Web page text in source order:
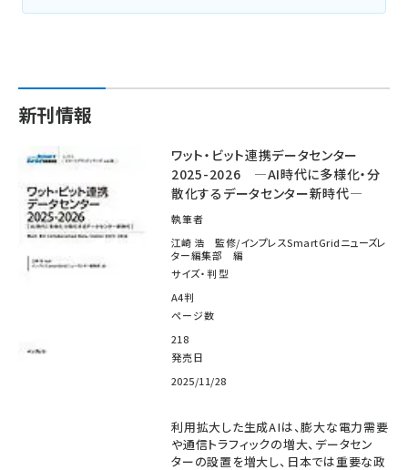
新刊情報
ワット・ビット連携データセンター
2025-2026 ―AI時代に多様化・分
散化するデータセンター新時代―
執筆者
江崎 浩 監修/インプレスSmartGridニューズレ
ター編集部 編
サイズ・判型
A4判
ページ数
218
発売日
2025/11/28
利用拡大した生成AIは、膨大な電力需要
や通信トラフィックの増大、データセン
ターの設置を増大し、日本では重要な政